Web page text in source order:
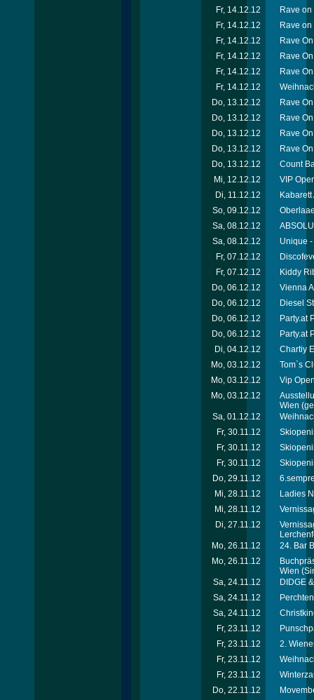
Fr, 14.12.12
Rave
Fr, 14.12.12
Rave
Fr, 14.12.12
Rave
Fr, 14.12.12
Rave
Fr, 14.12.12
Rave
Fr, 14.12.12
Do, 13.12.12
Rave
Do, 13.12.12
Rave
Do, 13.12.12
Rave
Do, 13.12.12
Rave
Do, 13.12.12
Count
Mi, 12.12.12
VIP
Di, 11.12.12
So, 09.12.12
Sa, 08.12.12
Sa, 08.12.12
Unique
Fr, 07.12.12
Fr, 07.12.12
Kiddy
Do, 06.12.12
Vienna
Do, 06.12.12
Diesel
Do, 06.12.12
Party.at
Do, 06.12.12
Party.at
Di, 04.12.12
Chartiy
Mo, 03.12.12
Tom`s
Mo, 03.12.12
Vip
Mo, 03.12.12
Wien
Sa, 01.12.12
Fr, 30.11.12
Fr, 30.11.12
Fr, 30.11.12
Do, 29.11.12
Mi, 28.11.12
Ladies
Mi, 28.11.12
Di, 27.11.12
Mo, 26.11.12
24. Bar
Mo, 26.11.12
Wien
Sa, 24.11.12
DIDGE
Sa, 24.11.12
Sa, 24.11.12
Fr, 23.11.12
Fr, 23.11.12
2.
Fr, 23.11.12
Fr, 23.11.12
Do, 22.11.12